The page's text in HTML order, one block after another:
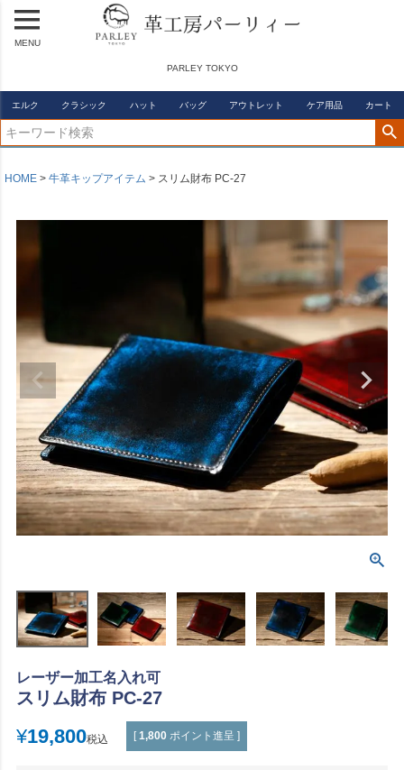
PARLEY TOKYO
MENU
エルク クラシック ハット バッグ アウトレット ケア用品 カート
HOME 牛革キップアイテム スリム財布 PC-27
レーザー加工名入れ可
スリム財布 PC-27
¥19,800税込 [ 1,800 ポイント進呈 ]